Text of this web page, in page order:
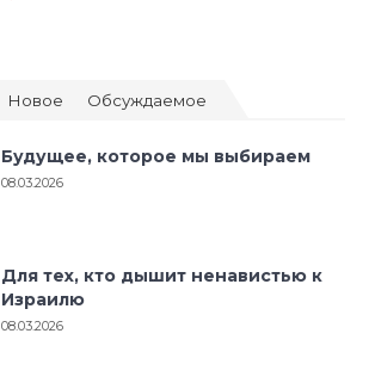
Новое Обсуждаемое
Будущее, которое мы выбираем
08.03.2026
Для тех, кто дышит ненавистью к
Израилю
08.03.2026